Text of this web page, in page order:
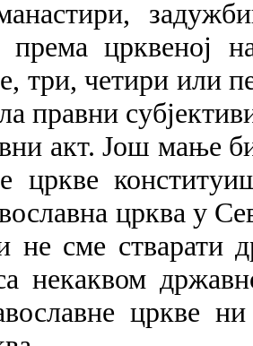
задуж
према црквеној
три, четири или
правни субјектив
акт. Још мање
цркве
црква у
не сме стварати
некаквом
цркве